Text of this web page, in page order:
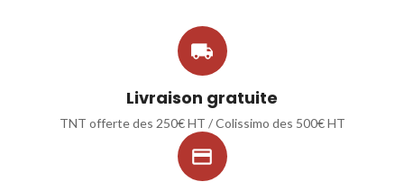

Livraison gratuite
TNT offerte des 250€ HT / Colissimo des 500€ HT
